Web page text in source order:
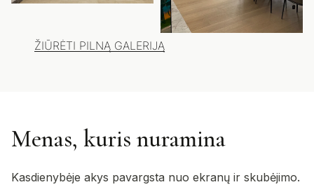
ŽIŪRĖTI PILNĄ GALERIJĄ
Menas, kuris nuramina
Kasdienybėje akys pavargsta nuo ekranų ir skubėjimo.